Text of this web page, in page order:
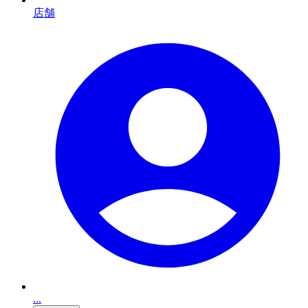
店舗
...